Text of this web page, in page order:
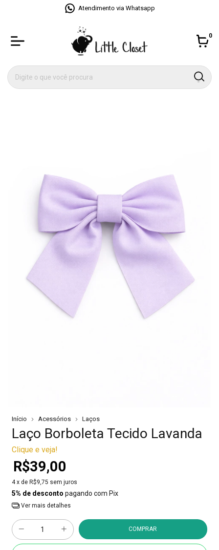
Atendimento via Whatsapp
0
Início Acessórios Laços
Laço Borboleta Tecido Lavanda
Clique e veja!
R$39,00
4 x de R$9,75 sem juros
5% de desconto pagando com Pix
Ver mais detalhes